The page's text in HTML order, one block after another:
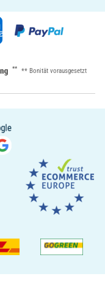
** ** Bonität vorausgesetzt